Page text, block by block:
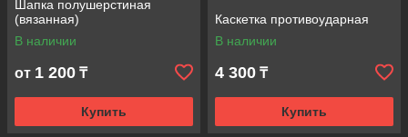
Шапка полушерстиная
(вязанная)
В наличии
от 1 200 ₸
Купить
Каскетка противоударная
В наличии
4 300 ₸
Купить